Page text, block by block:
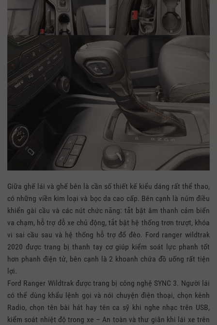
Giữa ghế lái và ghế bên là cần số thiết kế kiểu dáng rất thể thao,
có những viền kim loại và bọc da cao cấp. Bên cạnh là núm điều
khiển gài cầu và các nút chức năng: tắt bật âm thanh cảm biến
va chạm, hỗ trợ đỗ xe chủ động, tắt bật hệ thống trơn trượt, khóa
vi sai cầu sau và hệ thống hỗ trợ đổ đèo. Ford ranger wildtrak
2020 được trang bị thanh tay cơ giúp kiểm soát lực phanh tốt
hơn phanh điện tử, bên cạnh là 2 khoanh chứa đồ uống rất tiện
lợi.
Ford Ranger Wildtrak được trang bị công nghệ SYNC 3. Người lái
có thể dùng khẩu lệnh gọi và nói chuyện điện thoại, chọn kênh
Radio, chọn tên bài hát hay tên ca sỹ khi nghe nhạc trên USB,
kiểm soát nhiệt độ trong xe – An toàn và thư giãn khi lái xe trên